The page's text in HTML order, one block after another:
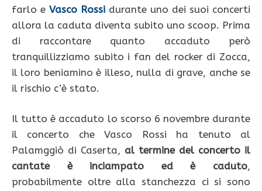
farlo e Vasco Rossi durante uno dei suoi concerti
allora la caduta diventa subito uno scoop. Prima
di raccontare quanto accaduto però
tranquillizziamo subito i fan del rocker di Zocca,
il loro beniamino è illeso, nulla di grave, anche se
il rischio c’è stato.
Il tutto è accaduto lo scorso 6 novembre durante
il concerto che Vasco Rossi ha tenuto al
Palamggiò di Caserta, al termine del concerto il
cantate è inciampato ed è caduto,
probabilmente oltre alla stanchezza ci si sono